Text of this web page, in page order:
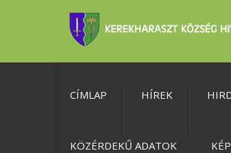
CÍMLAP HÍREK
KÖZÉRDEKŰ ADATOK